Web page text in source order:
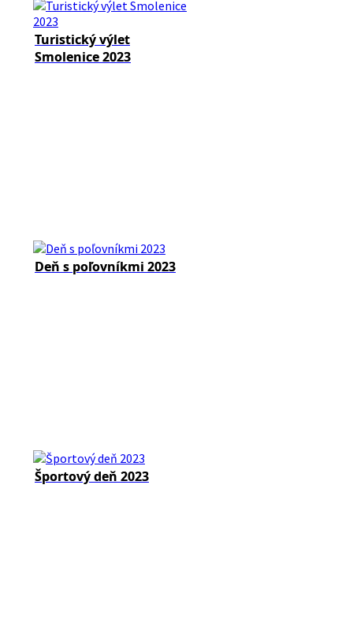
Turistický výlet
Smolenice 2023
Deň s poľovníkmi 2023
Športový deň 2023